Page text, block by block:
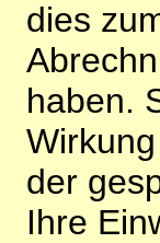
dies
haben.
der
Ihre